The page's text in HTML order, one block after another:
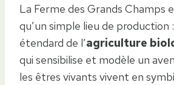
La Ferme des Grands Champs
qu’un simple lieu de production
étendard de l’agriculture
qui sensibilise et modèle un
les êtres vivants vivent en